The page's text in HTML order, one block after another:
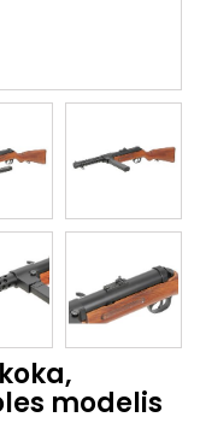
modelis